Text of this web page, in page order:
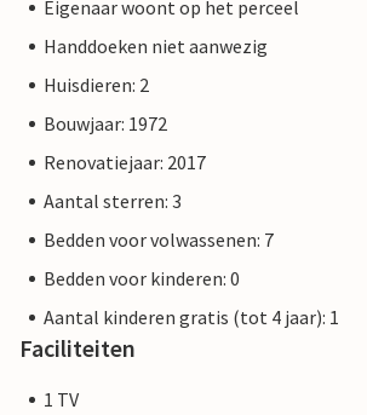
Eigenaar woont op het perceel
Handdoeken niet aanwezig
Huisdieren: 2
Bouwjaar: 1972
Renovatiejaar: 2017
Aantal sterren: 3
Bedden voor volwassenen: 7
Bedden voor kinderen: 0
Aantal kinderen gratis (tot 4 jaar): 1
Faciliteiten
1 TV